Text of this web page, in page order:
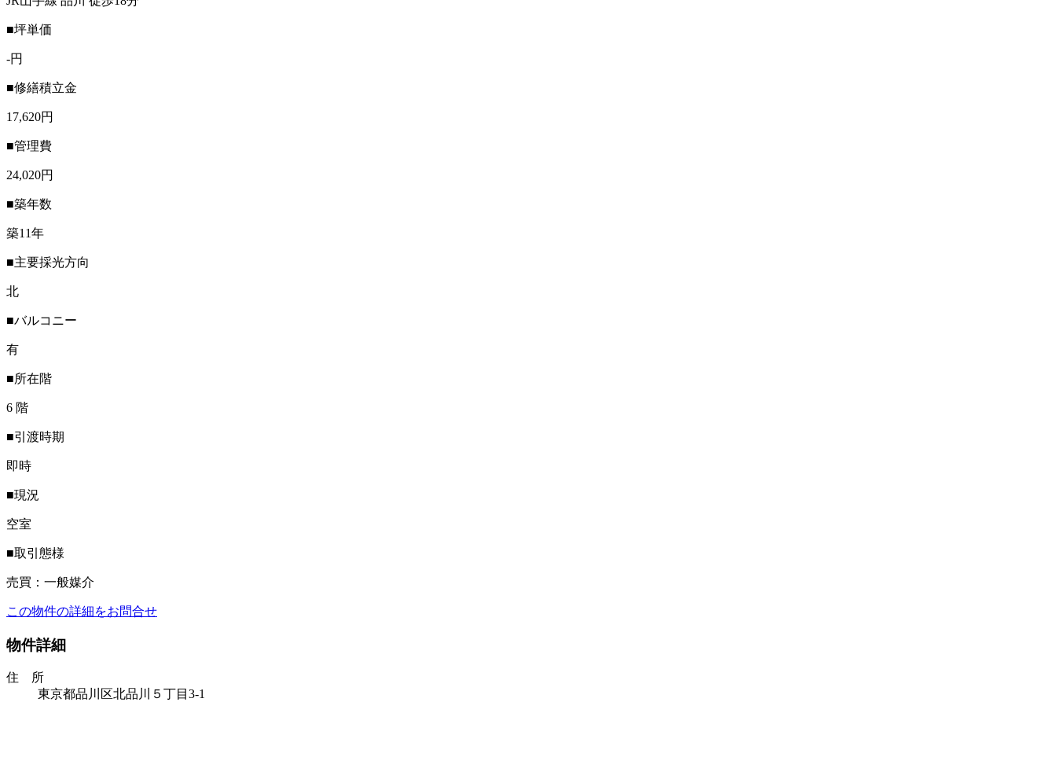
■坪単価
-円
■修繕積立金
17,620円
■管理費
24,020円
■築年数
築11年
■主要採光方向
北
■バルコニー
有
■所在階
6 階
■引渡時期
即時
■現況
空室
■取引態様
売買：一般媒介
この物件の詳細をお問合せ
物件詳細
住 所
東京都品川区北品川５丁目3-1